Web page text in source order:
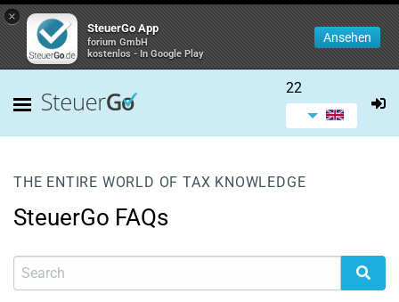
×
SteuerGo App
forium GmbH
kostenlos - In Google Play
Ansehen
22
THE ENTIRE WORLD OF TAX KNOWLEDGE
SteuerGo FAQs